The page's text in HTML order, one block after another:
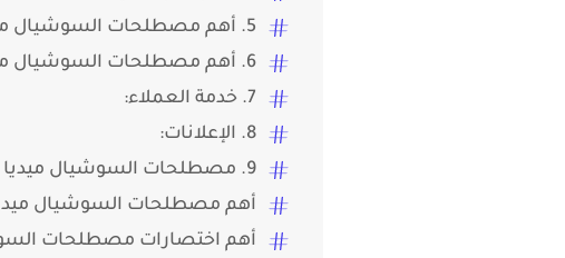
3. العلامة التجارية والجمهور:
4. الأدوات والتقنيات:
5. أهم مصطلحات السوشيال ميديا في التسويق:
6. أهم مصطلحات السوشيال ميديا لقياس الأداء والاستراتيجية:
7. خدمة العملاء:
8. الإعلانات:
9. مصطلحات السوشيال ميديا الأخرى: